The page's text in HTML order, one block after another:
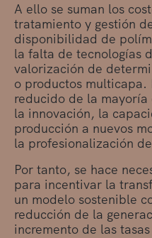
A ello se suman los
tratamiento y gestión
disponibilidad de
la falta de tecnologías
valorización de
o productos
reducido de la
la innovación, la
producción a nuevos
la profesionalización
Por tanto, se hace
para incentivar la
un modelo sostenible
reducción de la
incremento de las